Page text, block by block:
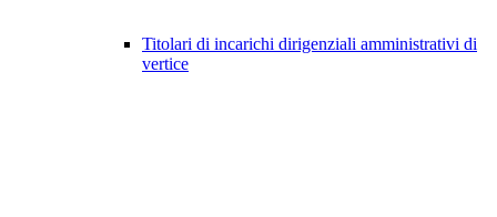
Titolari di incarichi dirigenziali amministrativi di
vertice